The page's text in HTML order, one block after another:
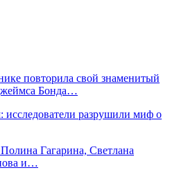
повторила свой знаменитый
Бонда…
разрушили миф о
Гагарина, Светлана
и…